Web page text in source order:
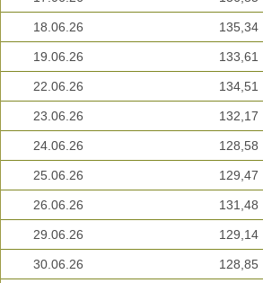
18.06.26 135,34
19.06.26 133,61
22.06.26 134,51
23.06.26 132,17
24.06.26 128,58
25.06.26 129,47
26.06.26 131,48
29.06.26 129,14
30.06.26 128,85